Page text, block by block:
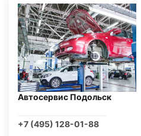
Автосервис Подольск
+7 (495) 128-01-88